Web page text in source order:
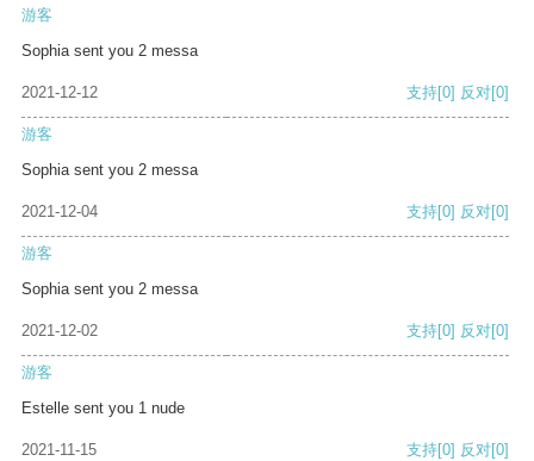
游客
Sophia sent you 2 messa
2021-12-12 支持[0] 反对[0]
游客
Sophia sent you 2 messa
2021-12-04 支持[0] 反对[0]
游客
Sophia sent you 2 messa
2021-12-02 支持[0] 反对[0]
游客
Estelle sent you 1 nude
2021-11-15 支持[0] 反对[0]